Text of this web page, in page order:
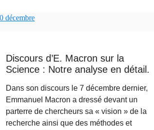
décembre
Discours d’E. Macron sur la
Science : Notre analyse en détail.
Dans son discours le 7 décembre dernier,
Emmanuel Macron a dressé devant un
parterre de chercheurs sa « vision » de la
recherche ainsi que des méthodes et